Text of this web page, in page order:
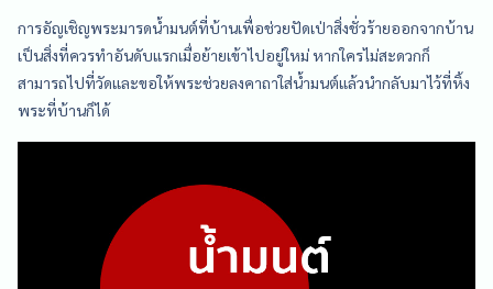
การอัญเชิญพระมารดน้ำมนต์ที่บ้านเพื่อช่วยปัดเป่าสิ่งชั่วร้ายออกจากบ้าน
เป็นสิ่งที่ควรทำอันดับแรกเมื่อย้ายเข้าไปอยู่ใหม่ หากใครไม่สะดวกก็
สามารถไปที่วัดและขอให้พระช่วยลงคาถาใส่น้ำมนต์แล้วนำกลับมาไว้ที่หิ้ง
พระที่บ้านก็ได้